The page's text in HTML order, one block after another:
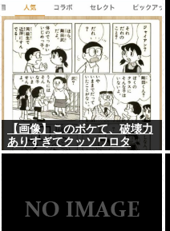
【画像】このボケて、破壊力
ありすぎてクッソワロタ
www